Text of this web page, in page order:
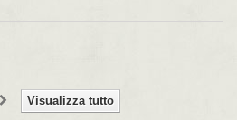
Visualizza tutto